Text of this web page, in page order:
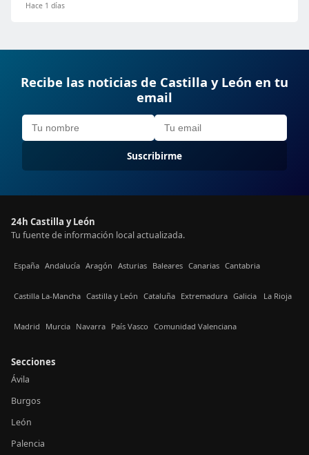
Hace 1 días
Recibe las noticias de Castilla y León en tu
email
Suscribirme
24h Castilla y León
Tu fuente de información local actualizada.
España Andalucía Aragón Asturias Baleares Canarias Cantabria
Castilla La-Mancha Castilla y León Cataluña Extremadura Galicia La Rioja
Madrid Murcia Navarra País Vasco Comunidad Valenciana
Secciones
Ávila
Burgos
León
Palencia